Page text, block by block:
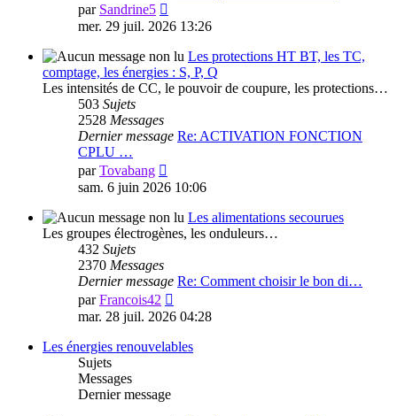
par Sandrine5
le
message
mer. 29 juil. 2026 13:26
Les protections HT BT, les TC,
comptage, les énergies : S, P, Q
Les intensités de CC, le pouvoir de coupure, les protections…
503 Sujets
2528 Messages
Dernier message Re: ACTIVATION FONCTION
CPLU …
parTovabang
le
message
sam. 6 juin 2026 10:06
Les alimentations secourues
Les groupes électrogènes, les onduleurs…
432 Sujets
2370 Messages
Dernier message Re: Comment choisir le bon di…
parFrancois42
le
message
mar. 28 juil. 2026 04:28
Les énergies renouvelables
Sujets
Messages
Dernier message